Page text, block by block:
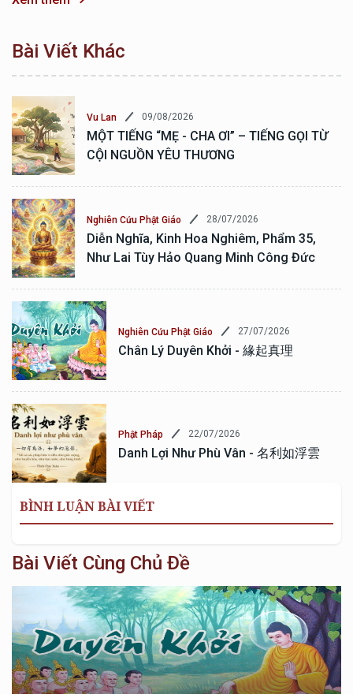
Bài Viết Khác
Vu Lan 09/08/2026
MỘT TIẾNG “MẸ - CHA ƠI” – TIẾNG GỌI TỪ
CỘI NGUỒN YÊU THƯƠNG
Nghiên Cứu Phật Giáo 28/07/2026
Diễn Nghĩa, Kinh Hoa Nghiêm, Phẩm 35,
Như Lai Tùy Hảo Quang Minh Công Đức
Nghiên Cứu Phật Giáo 27/07/2026
Chân Lý Duyên Khởi - 緣起真理
Phật Pháp 22/07/2026
Danh Lợi Như Phù Vân - 名利如浮雲
BÌNH LUẬN BÀI VIẾT
Bài Viết Cùng Chủ Đề